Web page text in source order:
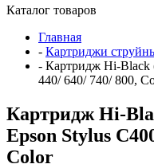
Каталог товаров
Главная
- Картриджи
- Картридж Hi-Black
440/ 640/ 740/ 800,
Картридж Hi-
Epson Stylus
Color